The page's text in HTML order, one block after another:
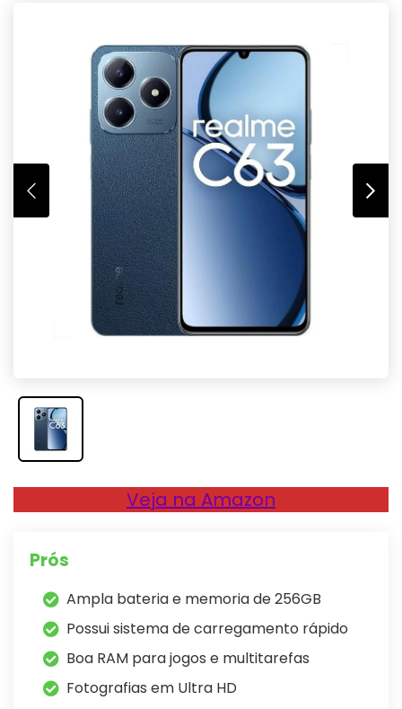
Veja na Amazon
Prós
Ampla bateria e memoria de 256GB
Possui sistema de carregamento rápido
Boa RAM para jogos e multitarefas
Fotografias em Ultra HD